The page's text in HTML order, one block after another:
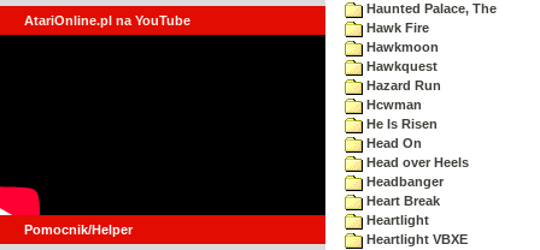
AtariOnline.pl na YouTube
Pomocnik/Helper
Haunted Palace, The
Hawk Fire
Hawkmoon
Hawkquest
Hazard Run
Hcwman
He Is Risen
Head On
Head over Heels
Headbanger
Heart Break
Heartlight
Heartlight VBXE